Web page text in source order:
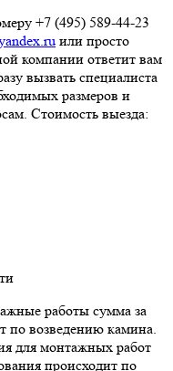
+7 (495) 589-44-23
или просто
компании ответит вам
вызвать специалиста
размеров и
Стоимость выезда:
работы сумма за
по возведению камина.
для монтажных работ
происходит по